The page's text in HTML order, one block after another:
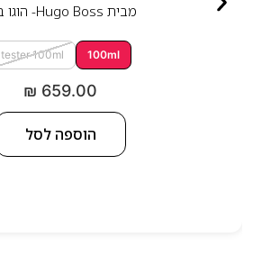
מבית Hugo Boss- הוגו בוס
100ml
tester 100ml
₪ 659.00
הוספה לסל